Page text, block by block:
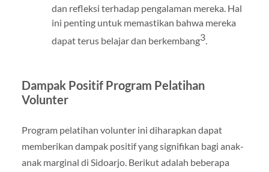
dan refleksi terhadap pengalaman mereka. Hal
ini penting untuk memastikan bahwa mereka
dapat terus belajar dan berkembang3.
Dampak Positif Program Pelatihan
Volunter
Program pelatihan volunter ini diharapkan dapat
memberikan dampak positif yang signifikan bagi anak-
anak marginal di Sidoarjo. Berikut adalah beberapa